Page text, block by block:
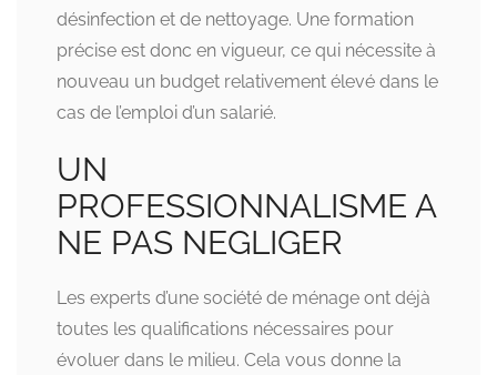
désinfection et de nettoyage. Une formation
précise est donc en vigueur, ce qui nécessite à
nouveau un budget relativement élevé dans le
cas de l’emploi d’un salarié.
UN
PROFESSIONNALISME A
NE PAS NEGLIGER
Les experts d’une société de ménage ont déjà
toutes les qualifications nécessaires pour
évoluer dans le milieu. Cela vous donne la